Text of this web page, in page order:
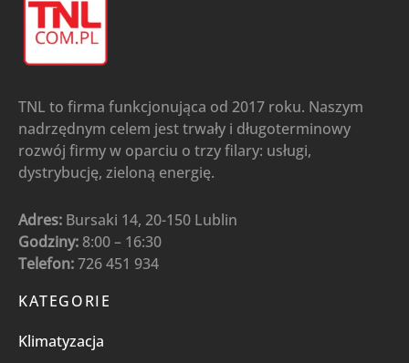
TNL to firma funkcjonująca od 2017 roku. Naszym
nadrzędnym celem jest trwały i długoterminowy
rozwój firmy w oparciu o trzy filary: usługi,
dystrybucję, zieloną energię.
Adres: Bursaki 14, 20-150 Lublin
Godziny: 8:00 – 16:30
Telefon:726 451 934
KATEGORIE
Klimatyzacja